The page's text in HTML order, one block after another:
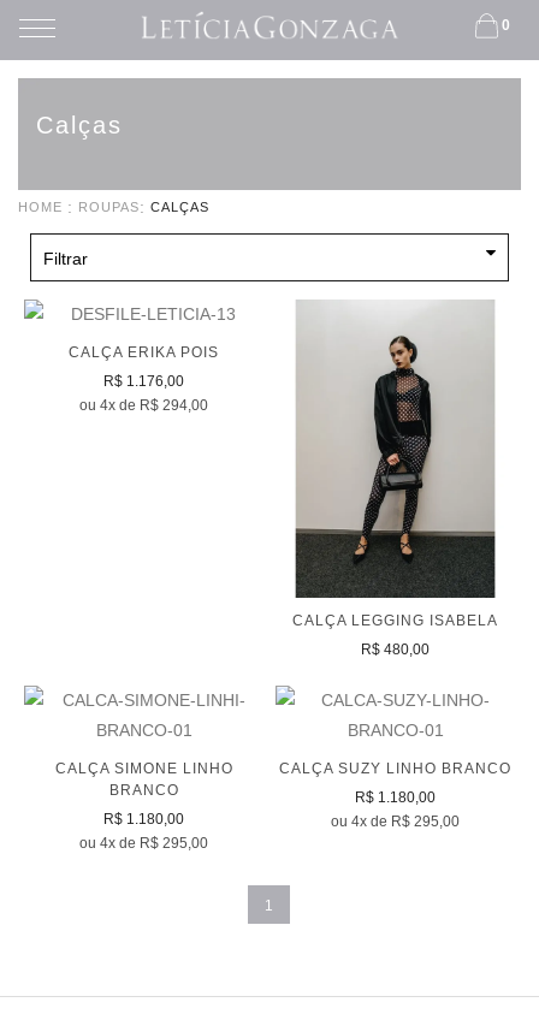
0
Calças
HOME ROUPAS CALÇAS
Filtrar
CALÇA ERIKA POIS
R$ 1.176,00
ou 4x de R$ 294,00
CALÇA LEGGING ISABELA
R$ 480,00
CALÇA SIMONE LINHO
BRANCO
R$ 1.180,00
ou 4x de R$ 295,00
CALÇA SUZY LINHO BRANCO
R$ 1.180,00
ou 4x de R$ 295,00
1